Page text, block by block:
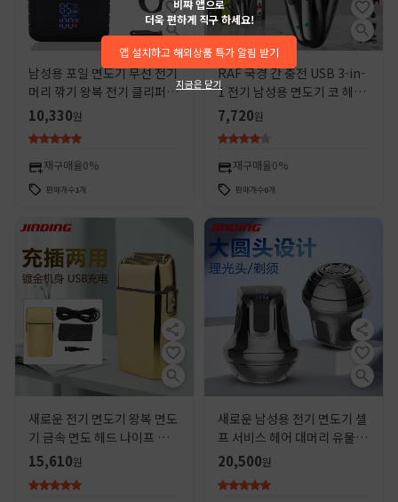
남성용 포일 면도기 무선 전기
머리 깎기 왕복 전기 클리퍼 충
전식 다기능 미용
10,330원
재구매율0%
판매개수1개
RAF 국경 간 충전 USB 3-in-
1 전기 남성용 면도기 코 헤어
트리머 미용 및 헤어 세트
7,720원
재구매율0%
판매개수0개
새로운 전기 면도기 왕복 면도
기 금속 면도 헤드 나이프 남성
용 헤어 클리퍼 더블 헤드 제조
업체
15,610원
새로운 남성용 전기 면도기 셀
프 서비스 헤어 대머리 유물 충
전식 면도기 헤어 클리퍼 공장
콘센트
20,500원
비쨔 앱으로
더욱 편하게 직구 하세요!
앱 설치하고 해외상품 특가 알림 받기
지금은 닫기